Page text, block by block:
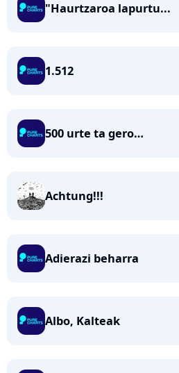
"Haurtzaroa lapurtu...
1.512
500 urte ta gero…
Achtung!!!
Adierazi beharra
Albo, Kalteak